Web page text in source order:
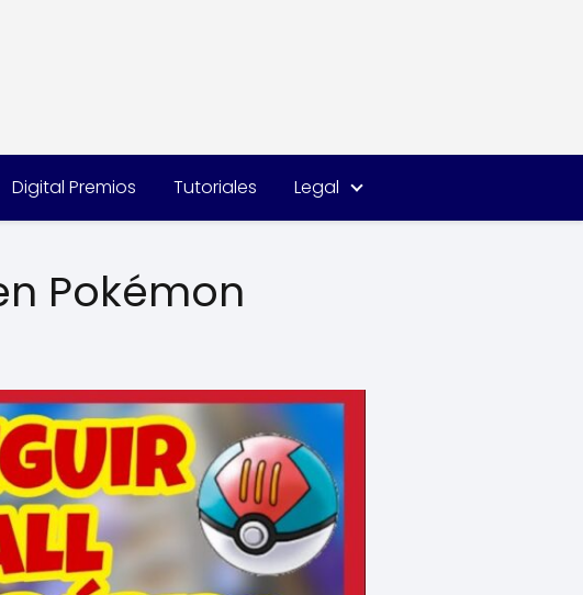
Digital Premios Tutoriales Legal
Pokémon